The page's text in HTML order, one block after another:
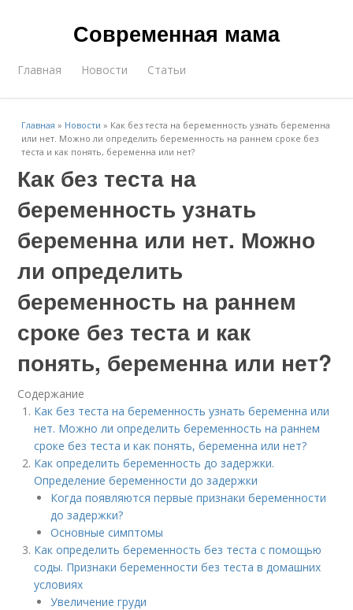
Современная мама
Главная Новости Статьи
Главная » Новости » Как без теста на беременность узнать беременна
или нет. Можно ли определить беременность на раннем сроке без
теста и как понять, беременна или нет?
Как без теста на
беременность узнать
беременна или нет. Можно
ли определить
беременность на раннем
сроке без теста и как
понять, беременна или нет?
Содержание
Как без теста на беременность узнать беременна или
нет. Можно ли определить беременность на раннем
сроке без теста и как понять, беременна или нет?
Как определить беременность до задержки.
Определение беременности до задержки
Когда появляются первые признаки беременности
до задержки?
Основные симптомы
Как определить беременность без теста с помощью
соды. Признаки беременности без теста в домашних
условиях
Увеличение груди